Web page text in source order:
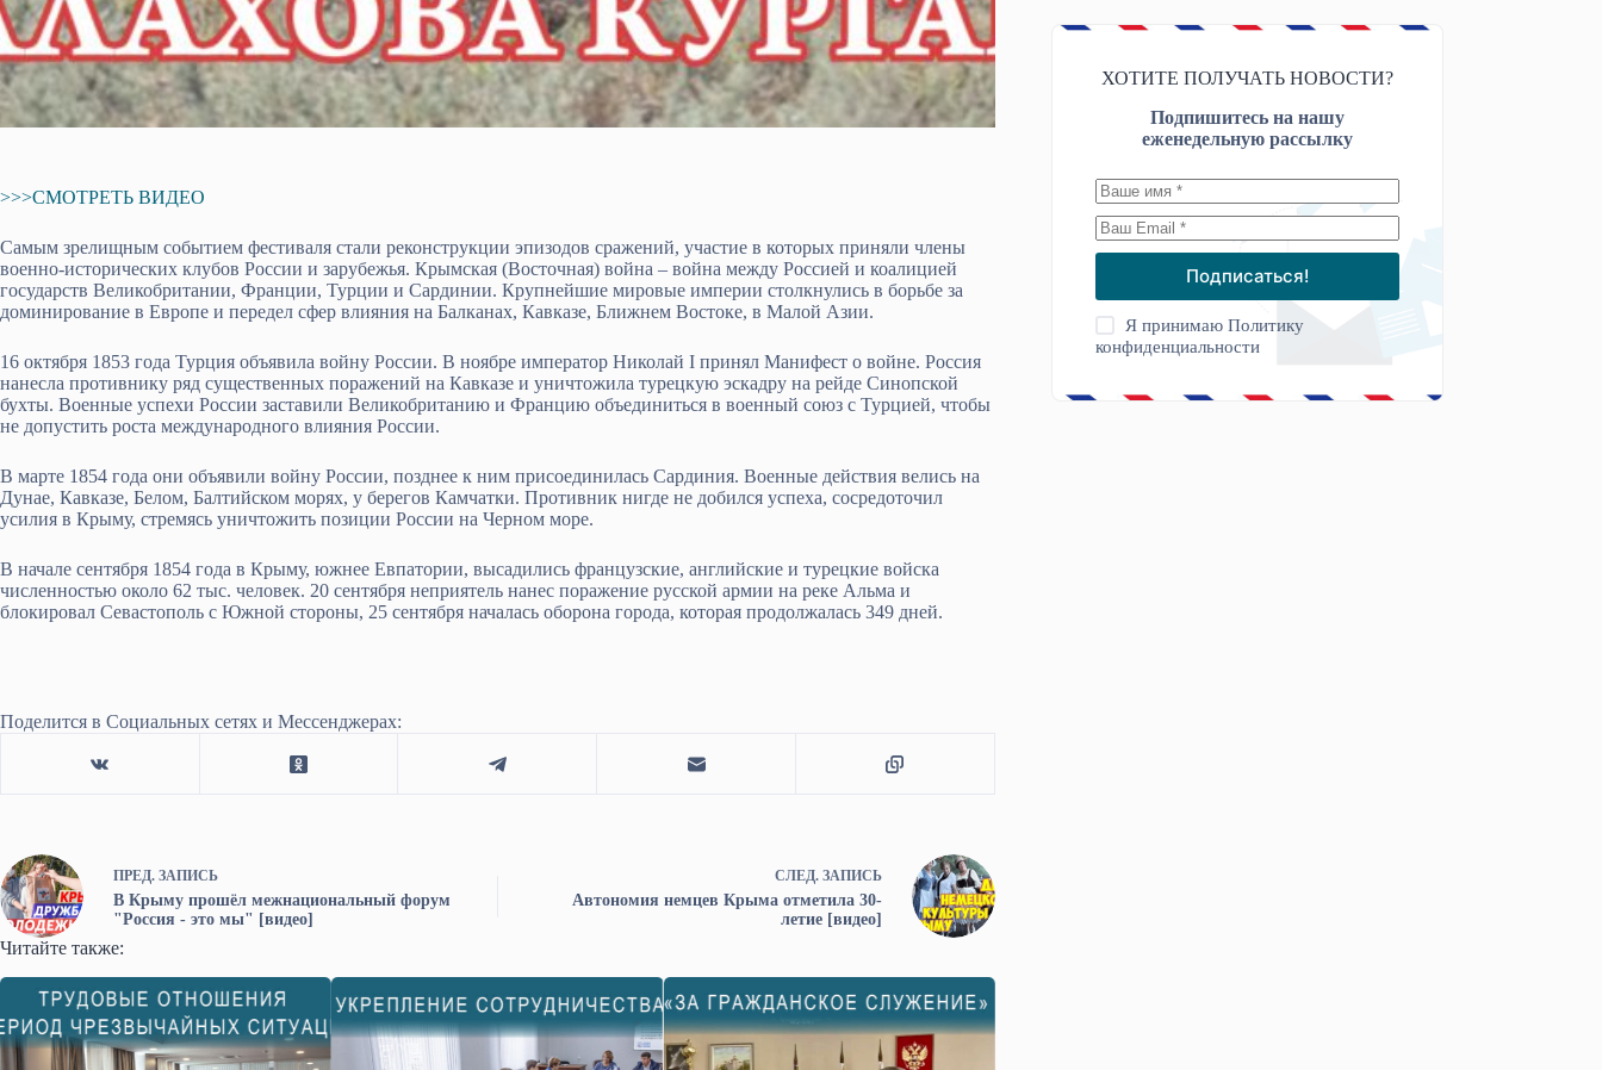
>>>СМОТРЕТЬ ВИДЕО
Самым зрелищным событием фестиваля стали реконструкции эпизодов сражений, участие в которых приняли члены
военно-исторических клубов России и зарубежья. Крымская (Восточная) война – война между Россией и коалицией
государств Великобритании, Франции, Турции и Сардинии. Крупнейшие мировые империи столкнулись в борьбе за
доминирование в Европе и передел сфер влияния на Балканах, Кавказе, Ближнем Востоке, в Малой Азии.
16 октября 1853 года Турция объявила войну России. В ноябре император Николай I принял Манифест о войне. Россия
нанесла противнику ряд существенных поражений на Кавказе и уничтожила турецкую эскадру на рейде Синопской
бухты. Военные успехи России заставили Великобританию и Францию объединиться в военный союз с Турцией, чтобы
не допустить роста международного влияния России.
В марте 1854 года они объявили войну России, позднее к ним присоединилась Сардиния. Военные действия велись на
Дунае, Кавказе, Белом, Балтийском морях, у берегов Камчатки. Противник нигде не добился успеха, сосредоточил
усилия в Крыму, стремясь уничтожить позиции России на Черном море.
В начале сентября 1854 года в Крыму, южнее Евпатории, высадились французские, английские и турецкие войска
численностью около 62 тыс. человек. 20 сентября неприятель нанес поражение русской армии на реке Альма и
блокировал Севастополь с Южной стороны, 25 сентября началась оборона города, которая продолжалась 349 дней.
Поделится в Социальных сетях и Мессенджерах:
ПРЕД. ЗАПИСЬ
В Крыму прошёл межнациональный форум
"Россия - это мы" [видео]
СЛЕД. ЗАПИСЬ
Автономия немцев Крыма отметила 30-
летие [видео]
Читайте также:
ХОТИТЕ ПОЛУЧАТЬ НОВОСТИ?
Подпишитесь на нашу
еженедельную рассылку
Подписаться!
Я принимаюПолитику
конфиденциальности